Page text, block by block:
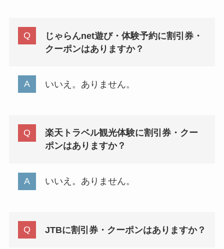
じゃらんnet遊び・体験予約に割引券・
クーポンはありますか？
いいえ。ありません。
楽天トラベル観光体験に割引券・クー
ポンはありますか？
いいえ。ありません。
JTBに割引券・クーポンはありますか？